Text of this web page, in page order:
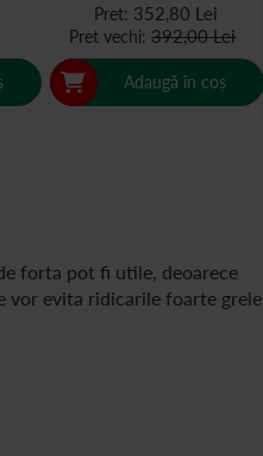
Pret 352,80 Lei
Pret vechi 392,00 Lei
Adaugă în coș
forta pot fi utile, deoarece
vor evita ridicarile foarte grele